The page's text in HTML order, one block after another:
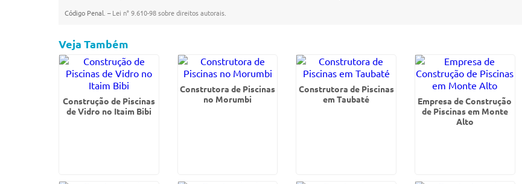
Código Penal. –Lei n° 9.610-98 sobre direitos autorais
Veja Também
Construção de Piscinas
de Vidro no Itaim Bibi
Construtora de Piscinas
no Morumbi
Construtora de Piscinas
em Taubaté
Empresa de Construção
de Piscinas em Monte
Alto